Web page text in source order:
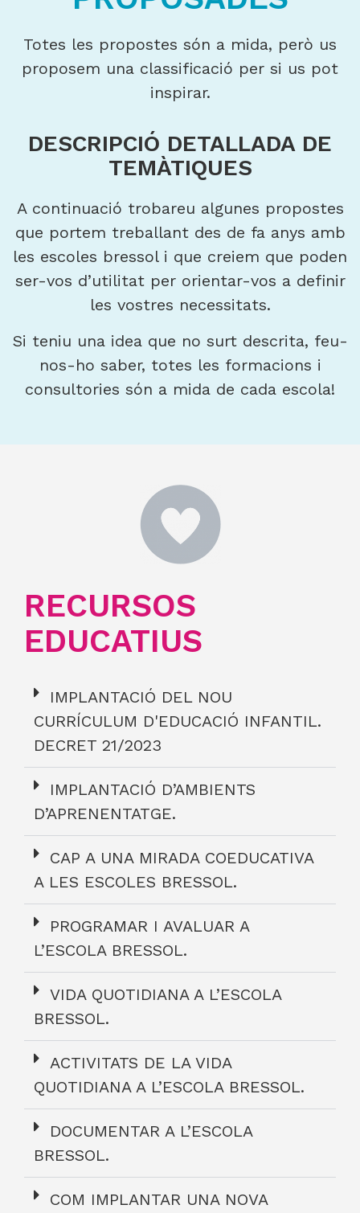
Totes les propostes són a mida, però us
proposem una classificació per si us pot
inspirar.
DESCRIPCIÓ DETALLADA DE
TEMÀTIQUES
A continuació trobareu algunes propostes
que portem treballant des de fa anys amb
les escoles bressol i que creiem que poden
ser-vos d’utilitat per orientar-vos a definir
les vostres necessitats.
Si teniu una idea que no surt descrita, feu-
nos-ho saber, totes les formacions i
consultories són a mida de cada escola!
RECURSOS
EDUCATIUS
IMPLANTACIÓ DEL NOU
CURRÍCULUM D'EDUCACIÓ INFANTIL.
DECRET 21/2023
IMPLANTACIÓ D’AMBIENTS
D’APRENENTATGE.
CAP A UNA MIRADA COEDUCATIVA
A LES ESCOLES BRESSOL.
PROGRAMAR I AVALUAR A
L’ESCOLA BRESSOL.
VIDA QUOTIDIANA A L’ESCOLA
BRESSOL.
ACTIVITATS DE LA VIDA
QUOTIDIANA A L’ESCOLA BRESSOL.
DOCUMENTAR A L’ESCOLA
BRESSOL.
COM IMPLANTAR UNA NOVA